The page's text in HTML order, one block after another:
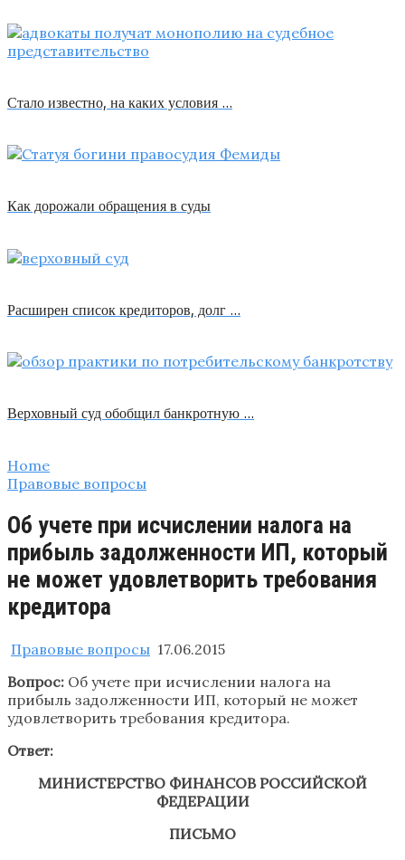
Стало известно, на каких условия …
Как дорожали обращения в суды
Расширен список кредиторов, долг …
Верховный суд обобщил банкротную …
Home
Правовые вопросы
Об учете при исчислении налога на
прибыль задолженности ИП, который
не может удовлетворить требования
кредитора
Правовые вопросы 17.06.2015
Вопрос: Об учете при исчислении налога на
прибыль задолженности ИП, который не может
удовлетворить требования кредитора.
Ответ:
МИНИСТЕРСТВО ФИНАНСОВ РОССИЙСКОЙ
ФЕДЕРАЦИИ
ПИСЬМО